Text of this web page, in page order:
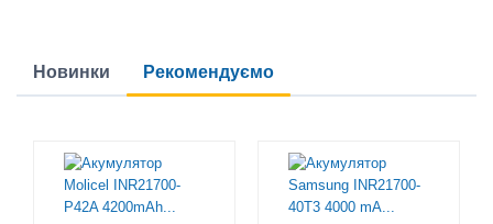
Новинки Рекомендуємо